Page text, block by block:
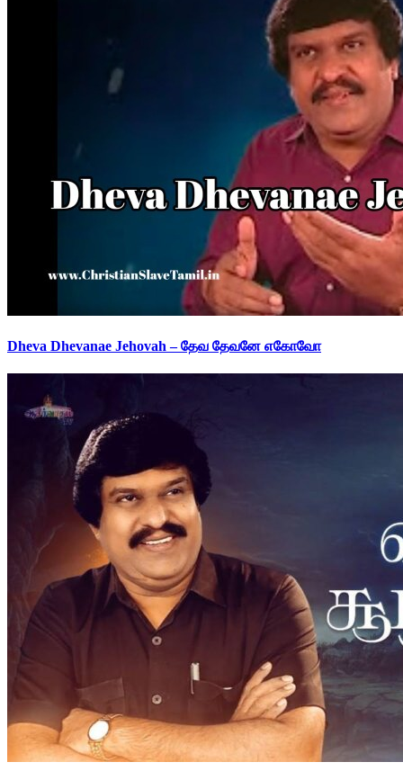
Dheva Dhevanae Jehovah – தேவ தேவனே எகோவோ